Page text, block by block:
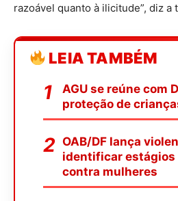
razoável quanto à ilicitude”, diz a
LEIA TAMBÉM
AGU se reúne com
proteção de
OAB/DF lança
identificar estágios
contra mulheres